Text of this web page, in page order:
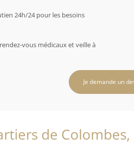
24h/24 pour les besoins
vous médicaux et veille à
Je demande un
de Colombes,